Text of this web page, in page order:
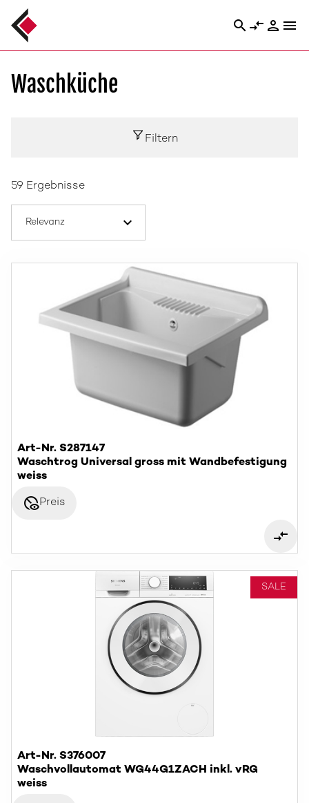
search compare_arrows person menu
Waschküche
Filtern
59 Ergebnisse
Art-Nr. S287147
Waschtrog Universal gross mit Wandbefestigung
weiss
disabled_visiblePreis
SALE
Art-Nr. S376007
Waschvollautomat WG44G1ZACH inkl. vRG
weiss